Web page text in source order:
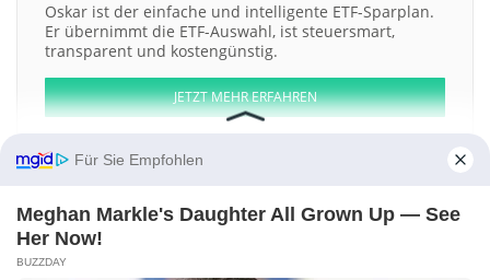
Oskar ist der einfache und intelligente ETF-Sparplan.
Er übernimmt die ETF-Auswahl, ist steuersmart,
transparent und kostengünstig.
JETZT MEHR ERFAHREN
Aktien ATX DAX EuroStoxx 50 Dow Jones NASDAQ 100 Nikkei 225
Für Sie Empfohlen
Meghan Markle's Daughter All Grown Up — See
Her Now!
BUZZDAY